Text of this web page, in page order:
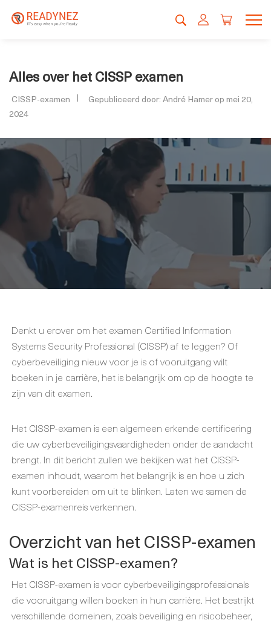
Alles over het CISSP examen
CISSP-examen
Gepubliceerd door: André Hamer op mei 20,
2024
Denkt u erover om het examen Certified Information
Systems Security Professional (CISSP) af te leggen? Of
cyberbeveiliging nieuw voor je is of vooruitgang wilt
boeken in je carrière, het is belangrijk om op de hoogte te
zijn van dit examen.
Het CISSP-examen is een algemeen erkende certificering
die uw cyberbeveiligingsvaardigheden onder de aandacht
brengt. In dit bericht zullen we bekijken wat het CISSP-
examen inhoudt, waarom het belangrijk is en hoe u zich
kunt voorbereiden om uit te blinken. Laten we samen de
CISSP-examenreis verkennen.
Overzicht van het CISSP-examen
Wat is het CISSP-examen?
Het CISSP-examen is voor cyberbeveiligingsprofessionals
die vooruitgang willen boeken in hun carrière. Het bestrijkt
verschillende domeinen, zoals beveiliging en risicobeheer,